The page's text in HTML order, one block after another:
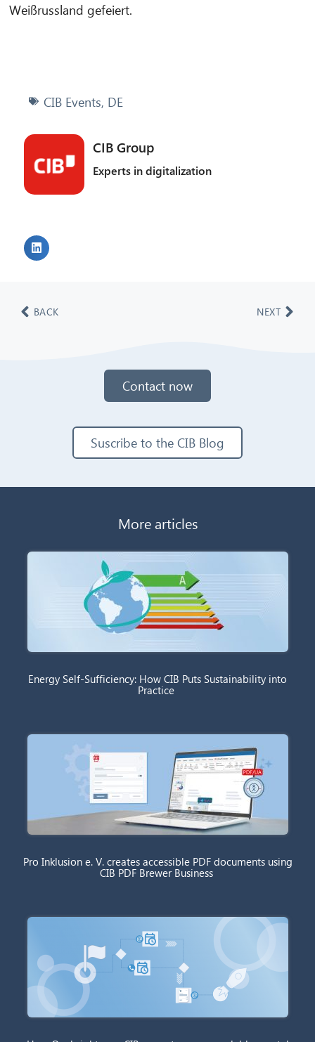
Weißrussland gefeiert.
CIB Events, DE
CIB Group
Experts in digitalization
BACK NEXT
Contact now
Suscribe to the CIB Blog
More articles
Energy Self-Sufficiency: How CIB Puts Sustainability into
Practice
Pro Inklusion e. V. creates accessible PDF documents using
CIB PDF Brewer Business